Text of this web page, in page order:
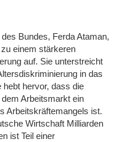
Bundes, Ferda Ataman,
einem stärkeren
auf. Sie unterstreicht
in das
hervor, dass die
Arbeitsmarkt ein
Arbeitskräftemangels ist.
Wirtschaft Milliarden
ist Teil einer